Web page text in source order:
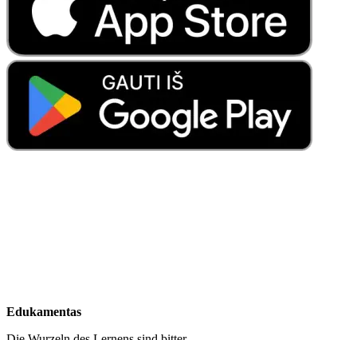
Edukamentas